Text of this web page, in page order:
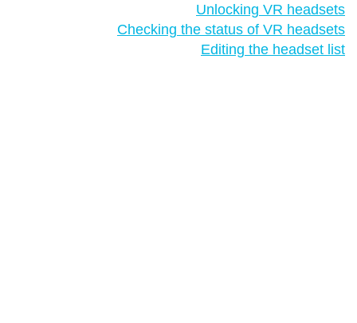
Unlocking VR headsets
Checking the status of VR headsets
Editing the headset list